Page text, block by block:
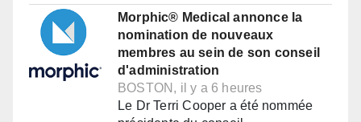
Morphic® Medical annonce la
nomination de nouveaux
membres au sein de son conseil
d'administration
BOSTON, il y a 6 heures
Le Dr Terri Cooper a été nommée